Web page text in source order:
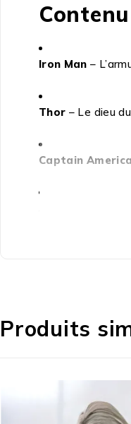
Iron Man –
Thor – Le dieu
Captain America
Marvel.
figurines
Produits